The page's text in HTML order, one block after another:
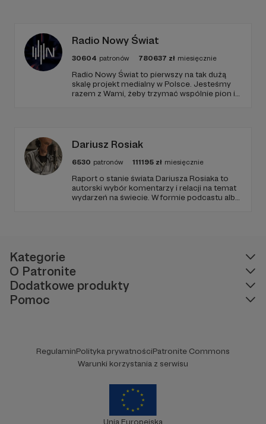
Radio Nowy Świat
30604 patronów 780637 zł miesięcznie
Radio Nowy Świat to pierwszy na tak dużą
skalę projekt medialny w Polsce. Jesteśmy
razem z Wami, żeby trzymać wspólnie pion i
Dariusz Rosiak
6530 patronów 111195 zł miesięcznie
Raport o stanie świata Dariusza Rosiaka to
autorski wybór komentarzy i relacji na temat
wydarzeń na świecie. W formie podcastu albo
Kategorie
O Patronite
Dodatkowe produkty
Pomoc
RegulaminPolityka prywatnościPatronite Commons
Warunki korzystania z serwisu
Unia Europejska